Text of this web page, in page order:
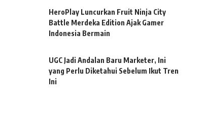
HeroPlay Luncurkan Fruit Ninja City
Battle Merdeka Edition Ajak Gamer
Indonesia Bermain
UGC Jadi Andalan Baru Marketer, Ini
yang Perlu Diketahui Sebelum Ikut Tren
Ini